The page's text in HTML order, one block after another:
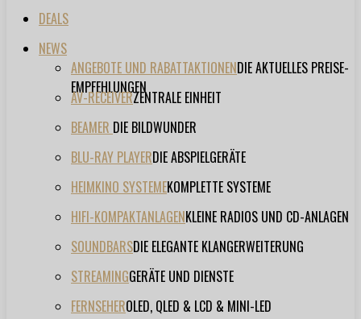
DEALS
NEWS
ANGEBOTE UND RABATTAKTIONENDIE AKTUELLES PREISE-
EMPFEHLUNGEN
AV-RECEIVERZENTRALE EINHEIT
BEAMER DIE BILDWUNDER
BLU-RAY PLAYERDIE ABSPIELGERÄTE
HEIMKINO SYSTEMEKOMPLETTE SYSTEME
HIFI-KOMPAKTANLAGENKLEINE RADIOS UND CD-ANLAGEN
SOUNDBARSDIE ELEGANTE KLANGERWEITERUNG
STREAMINGGERÄTE UND DIENSTE
FERNSEHEROLED, QLED & LCD & MINI-LED